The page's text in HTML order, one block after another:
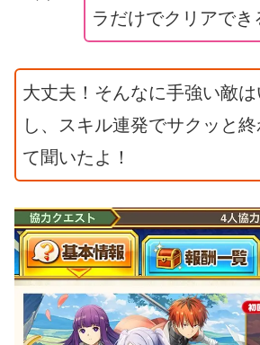
ラだけでクリアでき
大丈夫！そんなに手強い敵
し、スキル連発でサクッと終
て聞いたよ！